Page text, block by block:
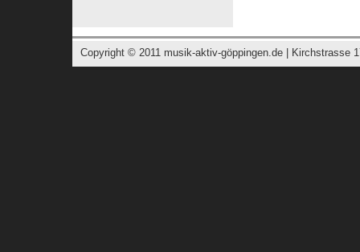
Copyright © 2011 musik-aktiv-göppingen.de | Kirchstrasse